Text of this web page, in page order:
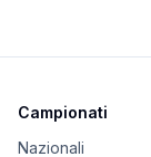
Campionati
Nazionali